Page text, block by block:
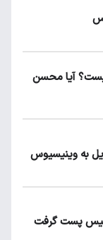
آیا محسن
به وینیسیوس
پست گرفت